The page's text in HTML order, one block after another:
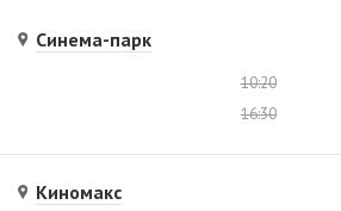
Синема-парк
10:20
16:30
Киномакс